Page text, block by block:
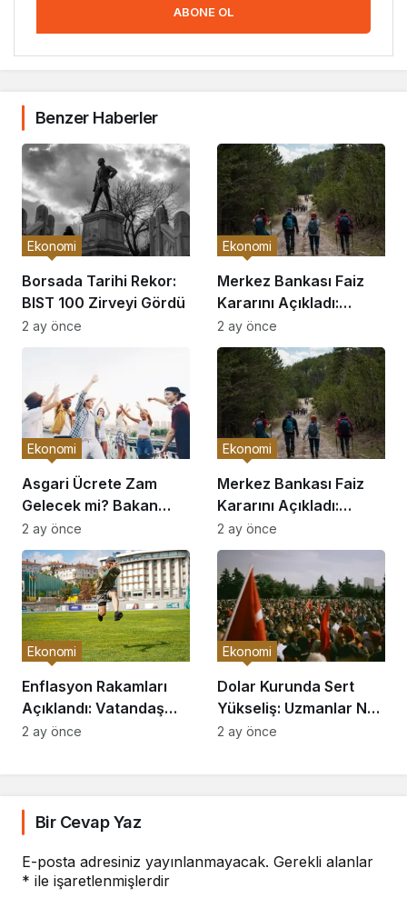
ABONE OL
Benzer Haberler
Borsada Tarihi Rekor:
BIST 100 Zirveyi Gördü
Ekonomi
2 ay önce
Merkez Bankası Faiz
Kararını Açıkladı:
Piyasalar Hareketlendi
Ekonomi
2 ay önce
Asgari Ücrete Zam
Gelecek mi? Bakan
Açıkladı
Ekonomi
2 ay önce
Merkez Bankası Faiz
Kararını Açıkladı:
Piyasalar Hareketlendi
Ekonomi
2 ay önce
Enflasyon Rakamları
Açıklandı: Vatandaş
Nasıl Etkilenecek?
Ekonomi
2 ay önce
Dolar Kurunda Sert
Yükseliş: Uzmanlar Ne
Diyor?
Ekonomi
2 ay önce
Bir Cevap Yaz
E-posta adresiniz yayınlanmayacak. Gerekli alanlar
* ile işaretlenmişlerdir